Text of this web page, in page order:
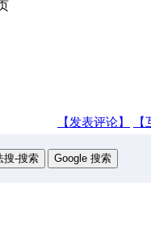
【发表评论】